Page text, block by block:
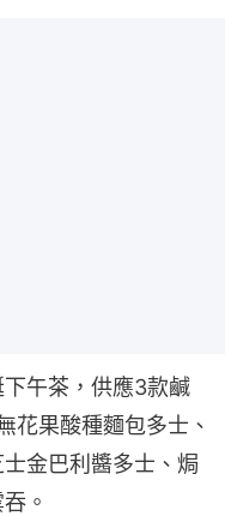
午茶，供應3款鹹
花果酸種麵包多士、
金巴利醬多士、焗
。